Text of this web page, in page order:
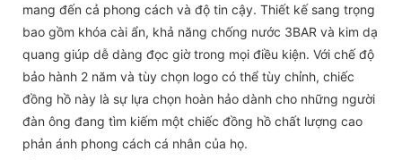
mang đến cả phong cách và độ tin cậy. Thiết kế sang trọng
bao gồm khóa cài ẩn, khả năng chống nước 3BAR và kim dạ
quang giúp dễ dàng đọc giờ trong mọi điều kiện. Với chế độ
bảo hành 2 năm và tùy chọn logo có thể tùy chỉnh, chiếc
đồng hồ này là sự lựa chọn hoàn hảo dành cho những người
đàn ông đang tìm kiếm một chiếc đồng hồ chất lượng cao
phản ánh phong cách cá nhân của họ.